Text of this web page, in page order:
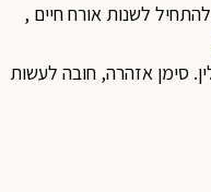
לשנות אורח חיים ,
סימן אזהרה, חובה לעשות